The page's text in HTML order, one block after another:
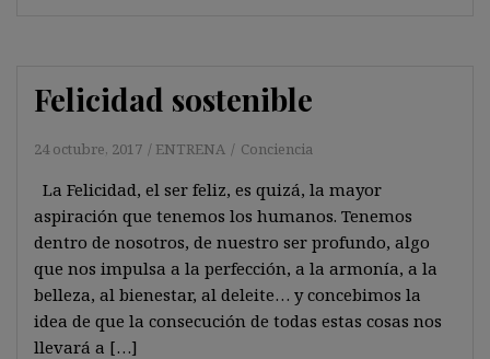
Felicidad sostenible
24 octubre, 2017 ENTRENA Conciencia
La Felicidad, el ser feliz, es quizá, la mayor
aspiración que tenemos los humanos. Tenemos
dentro de nosotros, de nuestro ser profundo, algo
que nos impulsa a la perfección, a la armonía, a la
belleza, al bienestar, al deleite… y concebimos la
idea de que la consecución de todas estas cosas nos
llevará a […]